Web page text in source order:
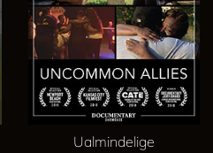
Ualmindelige